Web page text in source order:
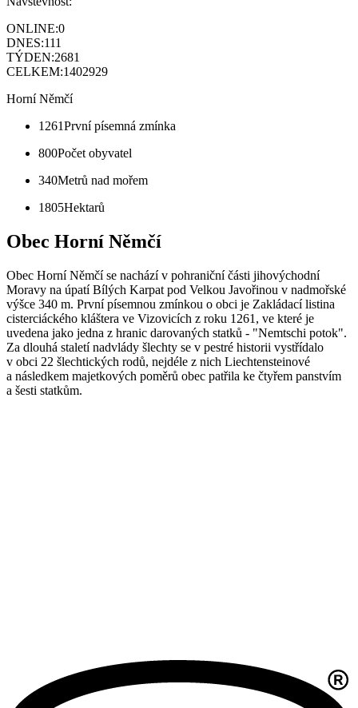
ONLINE:0
DNES:111
TÝDEN:2681
CELKEM:1402929
Horní Němčí
1261První písemná zmínka
800Počet obyvatel
340Metrů nad mořem
1805Hektarů
Obec Horní Němčí
Obec Horní Němčí se nachází v pohraniční části jihovýchodní
Moravy na úpatí Bílých Karpat pod Velkou Javořinou v nadmořské
výšce 340 m. První písemnou zmínkou o obci je Zakládací listina
cisterciáckého kláštera ve Vizovicích z roku 1261, ve které je
uvedena jako jedna z hranic darovaných statků - "Nemtschi potok".
Za dlouhá staletí nadvlády šlechty se v pestré historii vystřídalo
v obci 22 šlechtických rodů, nejdéle z nich Liechtensteinové
a následkem majetkových poměrů obec patřila ke čtyřem panstvím
a šesti statkům.